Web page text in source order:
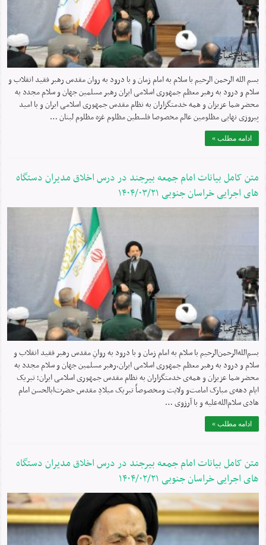
بسم الله الرحمن الرحیم با سلام به امام زمان و با درود به روان مقدس رهبر فقید انقلاب و
سلام و درود به رهبر معظم جمهوری اسلامی ایران رهبر مسلمین جهان و سلام مجدد به
محضر شما عزیزان و همه خدمتگزاران به نظام مقدس جمهوری اسلامی ایران و با امید
پیروزی نهایی مظلومین عالم مخصوصا فلسطین مظلوم غزه مظلوم لبنان …
ادامه مطلب »
متن کامل بیانات امام جمعه بیرجند در درس اخلاق مدیران دستگاه
های اجرایی خراسان جنوبی ۱۴۰۴/۰۳/۲۱
بسم‌الله‌الرحمن‌الرحیم با سلام به امام زمان و با درود به روانِ مقدس رهبر فقید انقلاب و
سلام و درود به رهبر معظم جمهوری اسلامی ایران،رهبر مسلمین جهان و سلام مجدد به
محضر شما عزیزان و همه‌ی خدمتگزاران به نظام مقدس جمهوری اسلامی ایران؛ تبریک
ایام دهه‌ی مبارک امامت‌‎و ولایت ومخصوصاً تبریک میلادِ مقدس حضرت‌ابالحسن امام
هادی سلام‌الله‌علیه و با آرزوی …
ادامه مطلب »
متن کامل بیانات امام جمعه بیرجند در درس اخلاق مدیران دستگاه
های اجرایی خراسان جنوبی ۱۴۰۴/۰۲/۲۱